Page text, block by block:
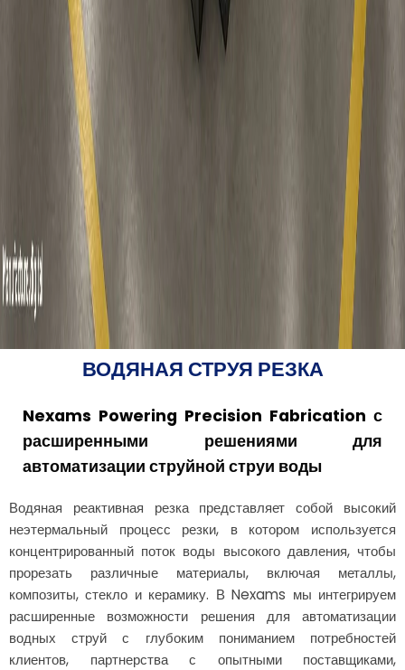
ВОДЯНАЯ СТРУЯ РЕЗКА
Nexams Powering Precision Fabrication с
расширенными решениями для
автоматизации струйной струи воды
Водяная реактивная резка представляет собой высокий
неэтермальный процесс резки, в котором используется
концентрированный поток воды высокого давления, чтобы
прорезать различные материалы, включая металлы,
композиты, стекло и керамику. В Nexams мы интегрируем
расширенные возможности решения для автоматизации
водных струй с глубоким пониманием потребностей
клиентов, партнерства с опытными поставщиками,